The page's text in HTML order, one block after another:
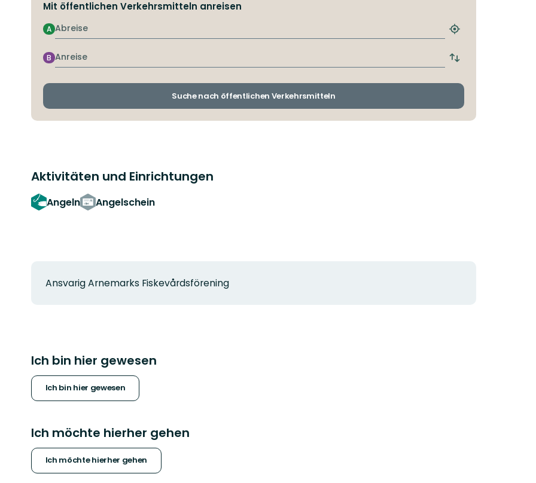
Mit öffentlichen Verkehrsmitteln anreisen
Abreise
A
Nächstgelegene
finden
Anreise
B
Abfahrts-
Ankunftshaltestellen
Suche nach öffentlichen Verkehrsmitteln
Aktivitäten und Einrichtungen
Angeln Angelschein
Ansvarig Arnemarks Fiskevårdsförening
Ich bin hier gewesen
Ich bin hier gewesen
Ich möchte hierher gehen
Ich möchte hierher gehen